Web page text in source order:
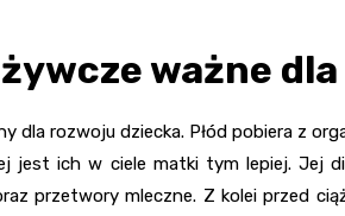
ważne
dla rozwoju dziecka. Płód pobiera z
jest ich w ciele matki tym lepiej. Jej
przetwory mleczne. Z kolei przed